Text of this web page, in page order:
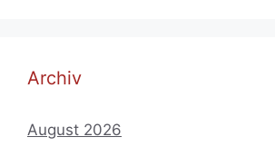
Archiv
August 2026